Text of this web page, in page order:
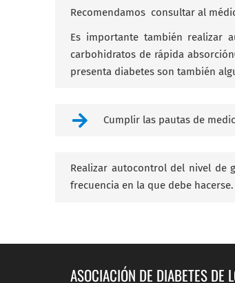
Recomendamos consultar al
Es importante también realizar
carbohidratos de rápida
presenta diabetes son también
Cumplir las pautas de
Realizar autocontrol del nivel de
frecuencia en la que debe hacerse.
ASOCIACIÓN DE DIABETES DE